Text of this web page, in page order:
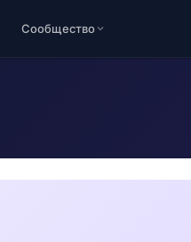
Сообщество